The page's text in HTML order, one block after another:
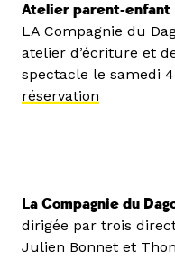
Atelier parent-enfant
LA Compagnie du
atelier d’écriture et
spectacle le samedi
réservation
La Compagnie du
dirigée par trois
Julien Bonnet et